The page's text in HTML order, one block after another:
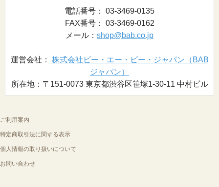
電話番号： 03-3469-0135
FAX番号： 03-3469-0162
メール： shop@bab.co.jp
運営会社： 株式会社ビー・エー・ビー・ジャパン（BAB
ジャパン）
所在地：〒151-0073 東京都渋谷区笹塚1-30-11 中村ビル
ご利用案内
特定商取引法に関する表示
個人情報の取り扱いについて
お問い合わせ